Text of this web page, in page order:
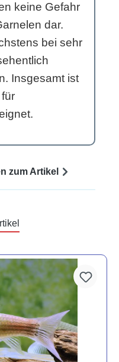
keine Gefahr
dar.
bei sehr
Insgesamt ist
zum Artikel